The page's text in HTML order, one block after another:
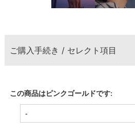
ご購入手続き / セレクト項目
この商品はピンクゴールドです: